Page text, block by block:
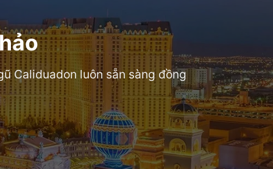
Caliduadon luôn sẵn sàng đồng